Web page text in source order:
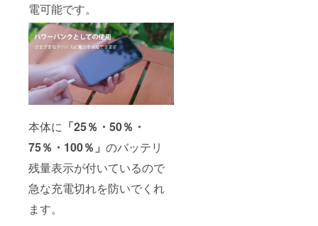
電可能です。
本体に 「25％・50％・
75％・100％」 のバッテリ
残量表示が付いているので
急な充電切れを防いでくれ
ます。